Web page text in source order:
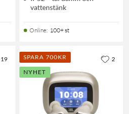
vattenstänk
Online: 100+ st
19
SPARA 700KR
NYHET
2